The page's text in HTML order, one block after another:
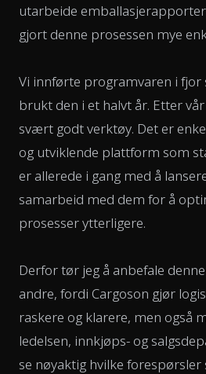
utarbeide
gjort denne prosessen mye
Vi innførte programvaren i fjor
brukt den i et halvt år. Etter
svært godt verktøy. Det er
og utviklende plattform som
er allerede i gang med å
samarbeid med dem for å
prosesser ytterligere.
Derfor tør jeg å anbefale
andre, fordi Cargoson gjør
raskere og klarere, men også
ledelsen, innkjøps- og
se nøyaktig hvilke